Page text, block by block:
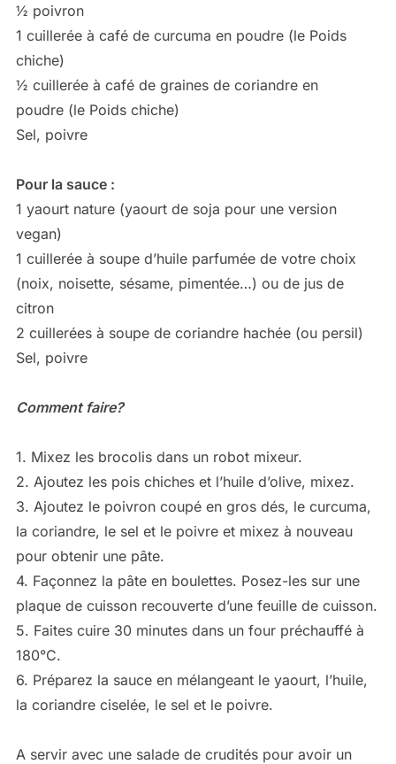
½ poivron
1 cuillerée à café de curcuma en poudre (le Poids
chiche)
½ cuillerée à café de graines de coriandre en
poudre (le Poids chiche)
Sel, poivre
Pour la sauce :
1 yaourt nature (yaourt de soja pour une version
vegan)
1 cuillerée à soupe d’huile parfumée de votre choix
(noix, noisette, sésame, pimentée…) ou de jus de
citron
2 cuillerées à soupe de coriandre hachée (ou persil)
Sel, poivre
Comment faire?
1. Mixez les brocolis dans un robot mixeur.
2. Ajoutez les pois chiches et l’huile d’olive, mixez.
3. Ajoutez le poivron coupé en gros dés, le curcuma,
la coriandre, le sel et le poivre et mixez à nouveau
pour obtenir une pâte.
4. Façonnez la pâte en boulettes. Posez-les sur une
plaque de cuisson recouverte d’une feuille de cuisson.
5. Faites cuire 30 minutes dans un four préchauffé à
180°C.
6. Préparez la sauce en mélangeant le yaourt, l’huile,
la coriandre ciselée, le sel et le poivre.
A servir avec une salade de crudités pour avoir un